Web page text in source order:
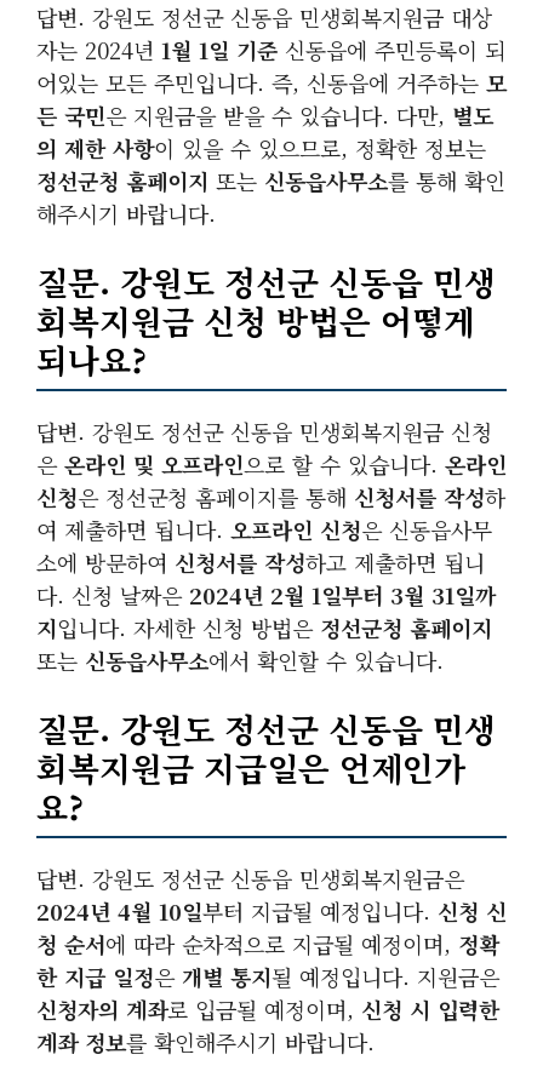
답변. 강원도 정선군 신동읍 민생회복지원금 대상
자는 2024년 1월 1일 기준 신동읍에 주민등록이 되
어있는 모든 주민입니다. 즉, 신동읍에 거주하는 모
든 국민은 지원금을 받을 수 있습니다. 다만, 별도
의 제한 사항이 있을 수 있으므로, 정확한 정보는
정선군청 홈페이지 또는 신동읍사무소를 통해 확인
해주시기 바랍니다.
질문. 강원도 정선군 신동읍 민생
회복지원금 신청 방법은 어떻게
되나요?
답변. 강원도 정선군 신동읍 민생회복지원금 신청
은온라인 및 오프라인으로 할 수 있습니다. 온라인
신청은 정선군청 홈페이지를 통해 신청서를 작성하
여 제출하면 됩니다. 오프라인 신청은 신동읍사무
소에 방문하여 신청서를 작성하고 제출하면 됩니
다. 신청 날짜은 2024년 2월 1일부터 3월 31일까
지입니다. 자세한 신청 방법은 정선군청 홈페이지
또는 신동읍사무소에서 확인할 수 있습니다.
질문. 강원도 정선군 신동읍 민생
회복지원금 지급일은 언제인가
요?
답변. 강원도 정선군 신동읍 민생회복지원금은
2024년 4월 10일부터 지급될 예정입니다. 신청 신
청 순서에 따라 순차적으로 지급될 예정이며, 정확
한 지급 일정은 개별 통지될 예정입니다. 지원금은
신청자의 계좌로 입금될 예정이며, 신청 시 입력한
계좌 정보를 확인해주시기 바랍니다.